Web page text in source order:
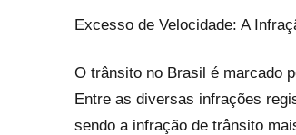
Excesso de Velocidade: A
O trânsito no Brasil é marcado
Entre as diversas infrações
sendo a infração de trânsito